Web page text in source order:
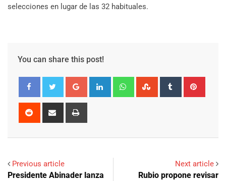
selecciones en lugar de las 32 habituales.
You can share this post!
Google+ LinkedIn WhatsappStumbleUpon
Tumblr
Reddit
Share
Previous article
Presidente Abinader lanza
Next article
Rubio propone revisar